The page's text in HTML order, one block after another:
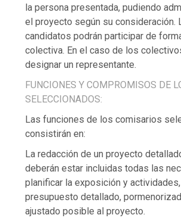
la persona presentada, pudiendo
el proyecto según su consideración.
candidatos podrán participar de
colectiva. En el caso de los
designar un representante.
FUNCIONES Y COMPROMISOS DE
SELECCIONADOS:
Las funciones de los comisarios
consistirán en:
La redacción de un proyecto
deberán estar incluidas todas las
planificar la exposición y
presupuesto detallado,
ajustado posible al proyecto.